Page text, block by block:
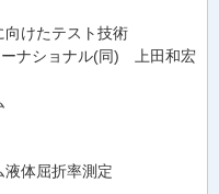
向けたテスト技術
ーナショナル(同) 上田和宏
体屈折率測定